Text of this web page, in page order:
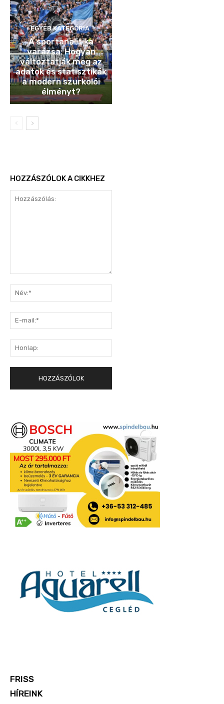
EGYÉB KATEGÓRIA
A sportanalitika
varázsa: Hogyan
változtatják meg az
adatok és statisztikák
a modern szurkolói
élményt?
HOZZÁSZÓLOK A CIKKHEZ
mail:*
FRISS
HÍREINK